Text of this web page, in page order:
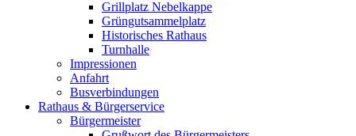
Grillplatz Nebelkappe
Grüngutsammelplatz
Historisches Rathaus
Turnhalle
Impressionen
Anfahrt
Busverbindungen
Rathaus & Bürgerservice
Bürgermeister